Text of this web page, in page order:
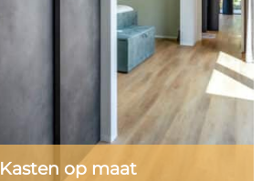
Kasten op maat